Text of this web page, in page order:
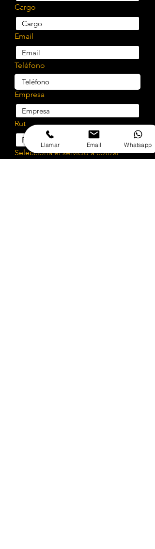
Cargo
Email
Teléfono
Empresa
Rut
Selecciona el servicio a cotizar
Llamar Email Whatsapp